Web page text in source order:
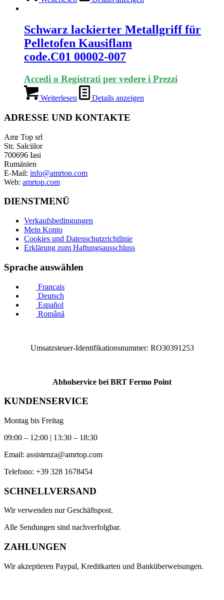
Schwarz lackierter Metallgriff für
Pelletofen Kausiflam
code.C01 00002-007
Accedi o Registrati per vedere i Prezzi
Weiterlesen Details anzeigen
ADRESSE UND KONTAKTE
Amr Top srl
Str. Salciilor
700696 Iasi
Rumänien
E-Mail: info@amrtop.com
Web: amrtop.com
DIENSTMENÜ
Verkaufsbedingungen
Mein Konto
Cookies und Datenschutzrichtlinie
Erklärung zum Haftungsausschluss
Sprache auswählen
Français
Deutsch
Español
Română
Umsatzsteuer-Identifikationsnummer: RO30391253
Abholservice bei BRT Fermo Point
KUNDENSERVICE
Montag bis Freitag
09:00 – 12:00 | 13:30 – 18:30
Email: assistenza@amrtop.com
Telefono: +39 328 1678454
SCHNELLVERSAND
Wir verwenden nur Geschäftspost.
Alle Sendungen sind nachverfolgbar.
ZAHLUNGEN
Wir akzeptieren Paypal, Kreditkarten und Banküberweisungen.